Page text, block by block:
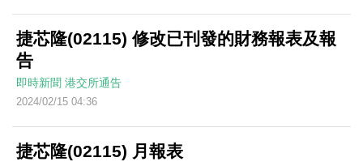
捷芯隆(02115) 修改已刊發的財務報表及報
告
即時新聞 港交所通告
2024/02/15 04:36
捷芯隆(02115) 月報表